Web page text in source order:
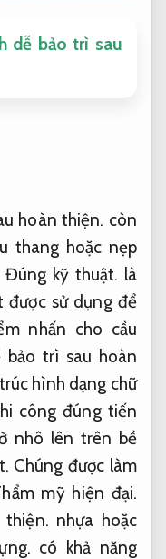
dễ bảo trì sau
hoàn thiện. còn
thang hoặc nẹp
Đúng kỹ thuật. là
sử dụng để
nhấn cho cầu
bảo trì sau hoàn
hình dạng chữ
công đúng tiến
nhô lên trên bề
Chúng được làm
mỹ hiện đại.
nhựa hoặc
có khả năng